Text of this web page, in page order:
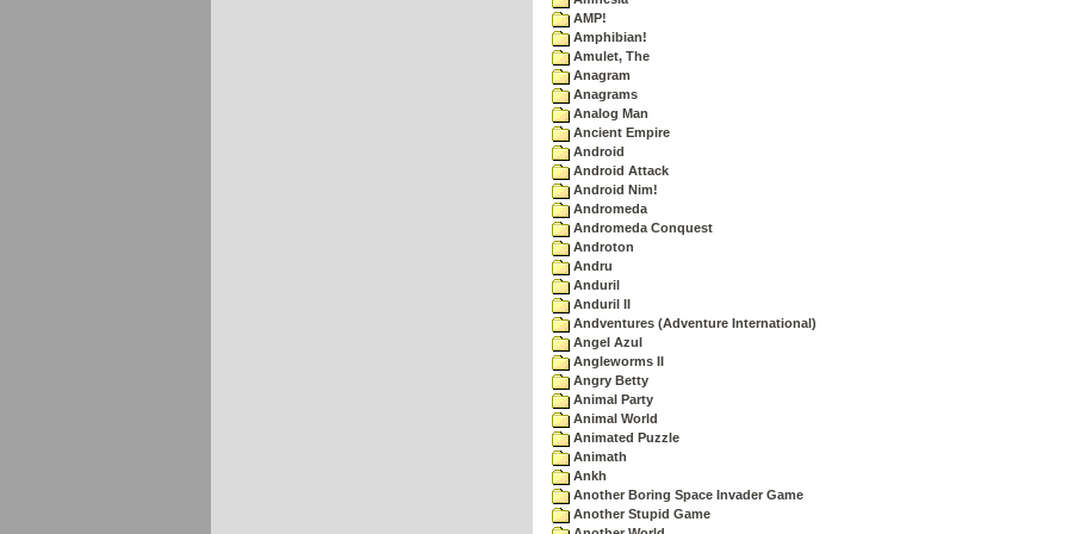
AMP!
Amphibian!
Amulet, The
Anagram
Anagrams
Analog Man
Ancient Empire
Android
Android Attack
Android Nim!
Andromeda
Andromeda Conquest
Androton
Andru
Anduril
Anduril II
Andventures (Adventure International)
Angel Azul
Angleworms II
Angry Betty
Animal Party
Animal World
Animated Puzzle
Animath
Ankh
Another Boring Space Invader Game
Another Stupid Game